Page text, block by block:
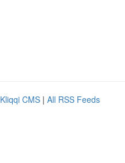
Kliqqi CMS | All RSS Feeds